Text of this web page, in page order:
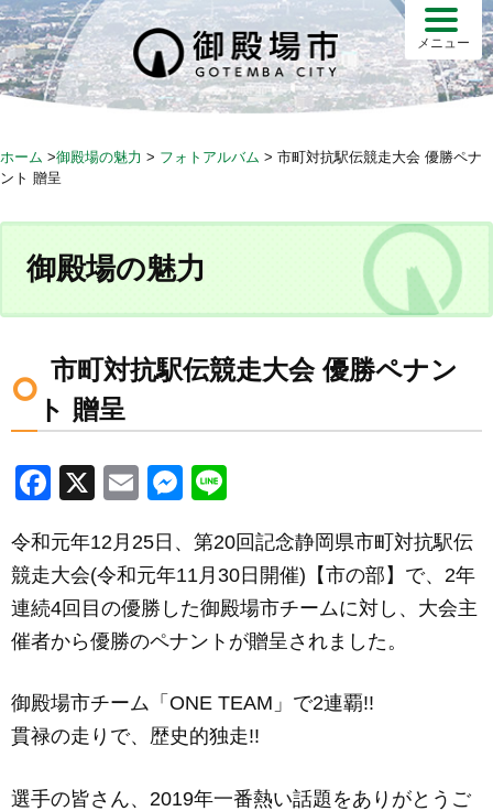
S
k
i
p
c
n
メニュー
ホーム >御殿場の魅力 > フォトアルバム > 市町対抗駅伝競走大会 優勝ペナ
ント 贈呈
御殿場の魅力
市町対抗駅伝競走大会 優勝ペナン
ト 贈呈
F
c
e
b
o
o
k
X
E
ail
M
ss
e
n
g
er
e
令和元年12月25日、第20回記念静岡県市町対抗駅伝
競走大会(令和元年11月30日開催)【市の部】で、2年
連続4回目の優勝した御殿場市チームに対し、大会主
催者から優勝のペナントが贈呈されました。
御殿場市チーム「ONE TEAM」で2連覇!!
貫禄の走りで、歴史的独走!!
選手の皆さん、2019年一番熱い話題をありがとうご